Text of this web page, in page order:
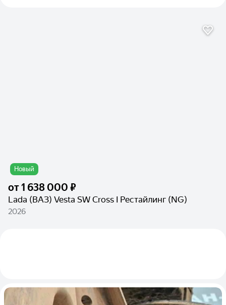
Новый
от1 638 000 ₽
Lada (ВАЗ) Vesta SW Cross I Рестайлинг (NG)
2026